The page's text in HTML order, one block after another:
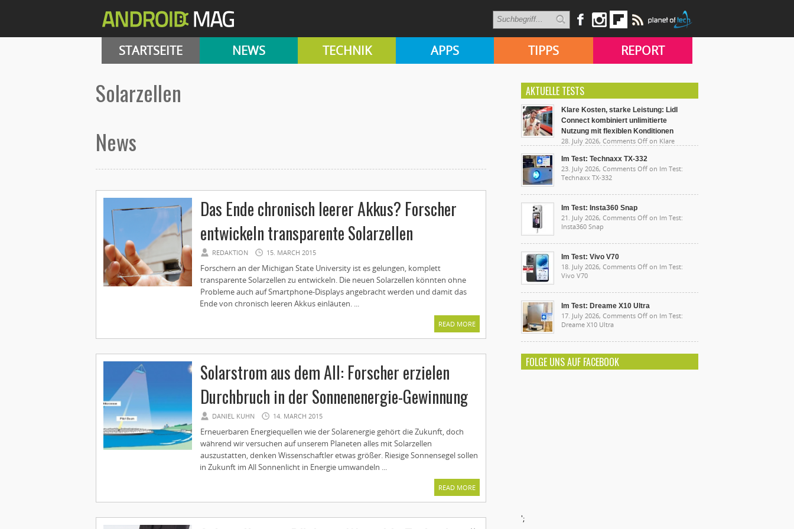
STARTSEITE NEWS TECHNIK APPS TIPPS REPORT
solarzellen
News
Das Ende chronisch leerer Akkus? Forscher
entwickeln transparente Solarzellen
REDAKTION 15. MARCH 2015
Forschern an der Michigan State University ist es gelungen, komplett
transparente Solarzellen zu entwickeln. Die neuen Solarzellen könnten ohne
Probleme auch auf Smartphone-Displays angebracht werden und damit das
Ende von chronisch leeren Akkus einläuten. ...
READ MORE
Solarstrom aus dem All: Forscher erzielen
Durchbruch in der Sonnenenergie-Gewinnung
DANIEL KUHN 14. MARCH 2015
Erneuerbaren Energiequellen wie der Solarenergie gehört die Zukunft, doch
während wir versuchen auf unserem Planeten alles mit Solarzellen
auszustatten, denken Wissenschaftler etwas größer. Riesige Sonnensegel sollen
in Zukunft im All Sonnenlicht in Energie umwandeln ...
READ MORE
AKTUELLE TESTS
Klare Kosten, starke Leistung: Lidl
Connect kombiniert unlimitierte
Nutzung mit flexiblen Konditionen
28. July 2026, Comments Off on Klare
unlimitierte Nutzung mit flexiblen Konditionen
Im Test: Technaxx TX-332
23. July 2026, Comments Off on Im Test:
Technaxx TX-332
Im Test: Insta360 Snap
21. July 2026, Comments Off on Im Test:
Insta360 Snap
Im Test: Vivo V70
18. July 2026, Comments Off on Im Test:
Vivo V70
Im Test: Dreame X10 Ultra
17. July 2026, Comments Off on Im Test:
Dreame X10 Ultra
FOLGE UNS AUF FACEBOOK
';